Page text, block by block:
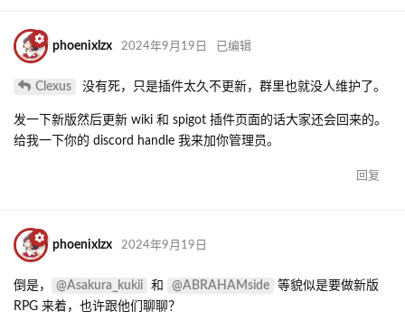
phoenixlzx 2024年9月19日 已编辑
Clexus 没有死，只是插件太久不更新，群里也就没人维护了。
发一下新版然后更新 wiki 和 spigot 插件页面的话大家还会回来的。
给我一下你的 discord handle 我来加你管理员。
回复
phoenixlzx 2024年9月19日
倒是， @Asakura_kukii 和 @ABRAHAMside
等貌似是要做新版
RPG 来着，也许跟他们聊聊？